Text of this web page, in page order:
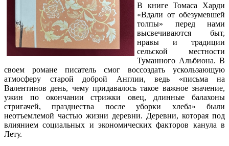
В книге Томаса Харди
«Вдали от обезумевшей
толпы» перед нами
высвечиваются быт,
нравы и традиции
сельской местности
Туманного Альбиона. В
своем романе писатель смог воссоздать ускользающую
атмосферу старой доброй Англии, ведь «письма на
Валентинов день, чему придавалось такое важное значение,
ужин по окончании стрижки овец, длинные балахоны
стригачей, празднества после уборки хлеба» были
неотъемлемой частью жизни деревни. Деревни, которая под
влиянием социальных и экономических факторов канула в
Лету.